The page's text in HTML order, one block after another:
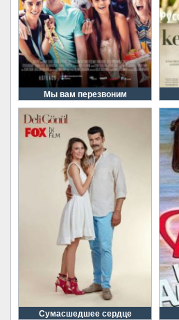
Мы вам перезвоним
Сумасшедшее сердце